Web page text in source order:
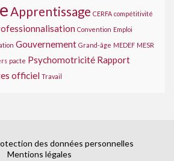
Apprentissage CERFA compétitivité
Convention Emploi
Gouvernement Grand-âge MEDEF MESR
pacte Psychomotricité Rapport
officiel Travail
des données personnelles
Mentions légales